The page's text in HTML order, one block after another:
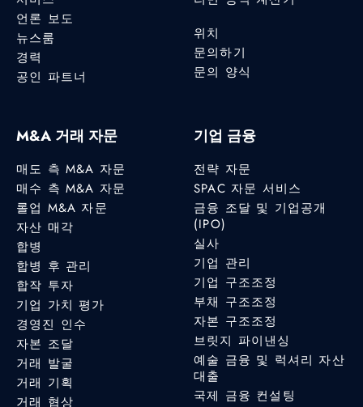
언론 보도
뉴스룸
경력
공인 파트너
위치
문의하기
문의 양식
M&A 거래 자문
매도 측 M&A 자문
매수 측 M&A 자문
롤업 M&A 자문
자산 매각
합병
합병 후 관리
합작 투자
기업 가치 평가
경영진 인수
자본 조달
거래 발굴
거래 기획
거래 협상
기업 금융
전략 자문
SPAC 자문 서비스
금융 조달 및 기업공개
(IPO)
실사
기업 관리
기업 구조조정
부채 구조조정
자본 구조조정
브릿지 파이낸싱
예술 금융 및 럭셔리 자산
대출
국제 금융 컨설팅